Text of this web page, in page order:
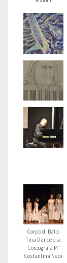
Corpo di Ballo
Tina Dance e la
Coreografa M°
Costantina Nepi